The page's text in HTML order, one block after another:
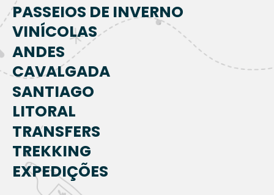
PASSEIOS DE INVERNO
VINÍCOLAS
ANDES
CAVALGADA
SANTIAGO
LITORAL
TRANSFERS
TREKKING
EXPEDIÇÕES